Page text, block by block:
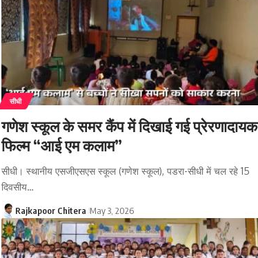
सीधी
गणेश स्कूल के समर कैंप में दिखाई गई प्रेरणादायक
फिल्म “आई एम कलाम”
सीधी। स्थानीय एसजीएसएस स्कूल (गणेश स्कूल), पडरा-सीधी में चल रहे 15
दिवसीय…
Rajkapoor Chitera May 3, 2026